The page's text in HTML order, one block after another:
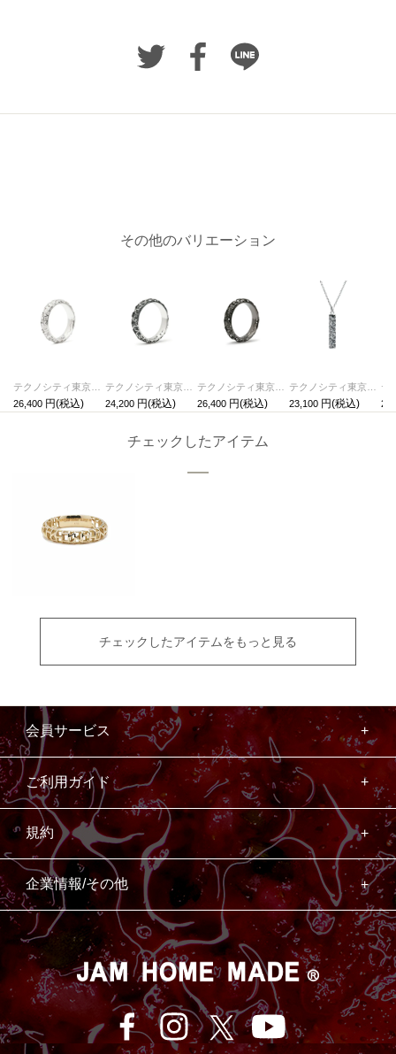
その他のバリエーション
26,400
24,200
26,400
23,100
チェックしたアイテム
チェックしたアイテムをもっと見る
会員サービス
ご利用ガイド
規約
企業情報/その他